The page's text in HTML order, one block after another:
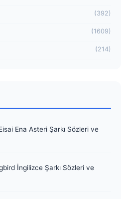
(392)
(1609)
(214)
Ena Asteri Şarkı Sözleri ve
İngilizce Şarkı Sözleri ve